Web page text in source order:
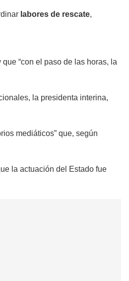
labores de rescate,
“con el paso de las horas, la
la presidenta interina,
mediáticos” que, según
la actuación del Estado fue